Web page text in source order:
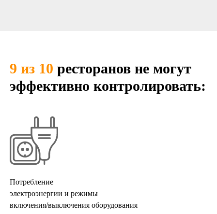
9 из 10 ресторанов не могут
эффективно контролировать:
Потребление
электроэнергии и режимы
включения/выключения оборудования